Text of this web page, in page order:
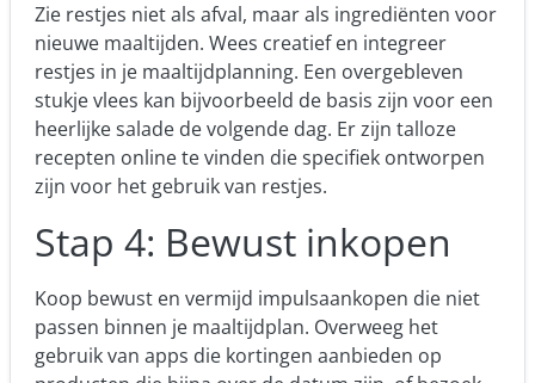
Zie restjes niet als afval, maar als ingrediënten voor
nieuwe maaltijden. Wees creatief en integreer
restjes in je maaltijdplanning. Een overgebleven
stukje vlees kan bijvoorbeeld de basis zijn voor een
heerlijke salade de volgende dag. Er zijn talloze
recepten online te vinden die specifiek ontworpen
zijn voor het gebruik van restjes.
Stap 4: Bewust inkopen
Koop bewust en vermijd impulsaankopen die niet
passen binnen je maaltijdplan. Overweeg het
gebruik van apps die kortingen aanbieden op